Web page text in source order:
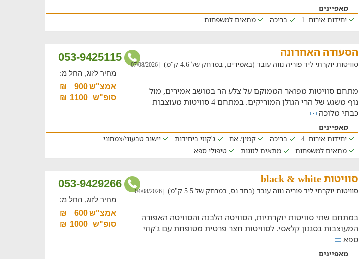
מאפיינים
יחידות אירוח: 1
בריכה מתאים למשפחות
053-9425115 הסעודה האחרונה
סוויטות יוקרתי ליד פוריה נווה עובד (באמירים, במרחק של 4.6 ק"מ) | 07/08/2026
מתחם סוויטות מפואר הממוקם על צלע הר במושב אמירים, מול
נוף משגע של הרי הגולן המוריקים. במתחם 4 סוויטות מעוצבות
כבתי מלוכה
מחיר לזוג, החל מ:
אמצ"ש900
₪
סופ"ש
1100
₪
מאפיינים
יחידות אירוח: 4
בריכה קמין/ אח ג'קוזי ביחידות
יישוב טבעוני/צמחוני
מתאים למשפחות
מתאים לזוגות טיפולי ספא
053-9429266 סוויטות black & white
סוויטות יוקרתי ליד פוריה נווה עובד (בחד נס, במרחק של 5.5 ק"מ) | 04/08/2026
במתחם שתי סוויטות יוקרתיות, הסוויטה הלבנה והסוויטה האפורה
המעוצבות בסגנון קלאסי. לסוויטות חצר פרטית מטופחת עם ג'קוזי
ספא
מחיר לזוג, החל מ:
אמצ"ש600
₪
סופ"ש
1000
₪
מאפיינים